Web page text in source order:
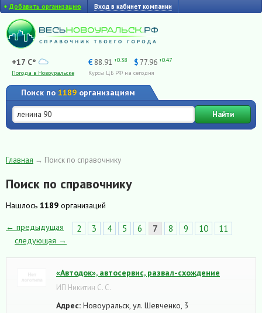
+ Добавить организацию Вход в кабинет компании
+17 C°
Погода в Новоуральске
€ 88.91 +0.38 $ 77.96 +0.47
Курсы ЦБ РФ на сегодня
Поиск по 1189 организациям
Найти
Главная → Поиск по справочнику
Поиск по справочнику
Нашлось 1189 организаций
← предыдущая 2 3 4 5 6 7 8 9 10 11
следующая →
«Автодок», автосервис, развал-схождение
ИП Никитин С. С.
Адрес: Новоуральск, ул. Шевченко, 3